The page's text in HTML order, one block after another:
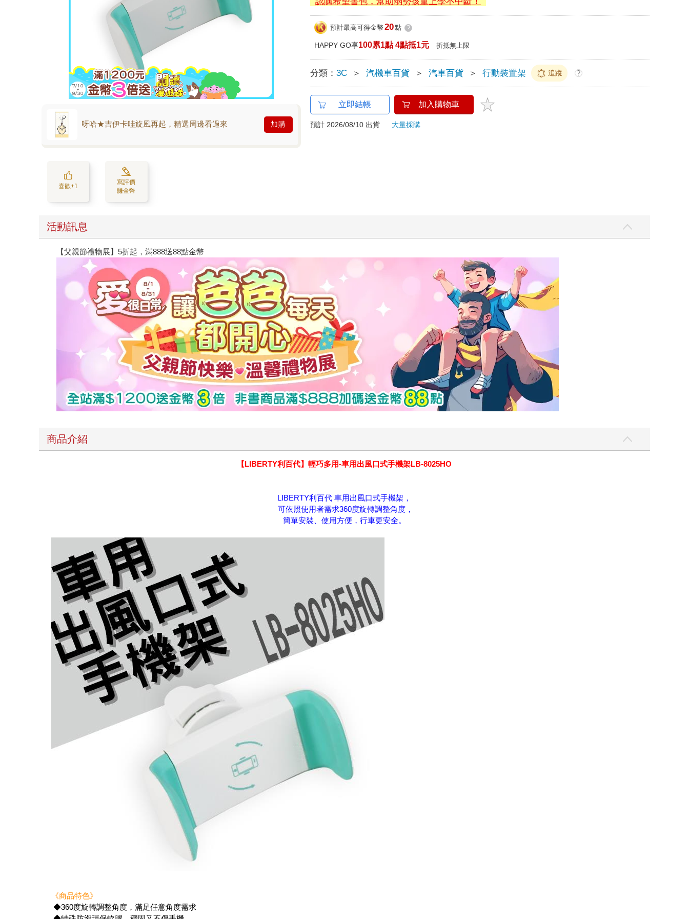
呀哈★吉伊卡哇旋風再起，精選周邊看過來 加購
喜歡+1
寫評價
賺金幣
預計最高可得金幣 20點 ?
HAPPY GO享100累1點 4點抵1元 折抵無上限
分類：3C ＞ 汽機車百貨 ＞ 汽車百貨 ＞ 行動裝置架 追蹤 ?
立即結帳 加入購物車
預計 2026/08/10 出貨 大量採購
活動訊息
【父親節禮物展】5折起，滿888送88點金幣
商品介紹
【LIBERTY利百代】輕巧多用-車用出風口式手機架LB-8025HO
LIBERTY利百代 車用出風口式手機架，
可依照使用者需求360度旋轉調整角度，
簡單安裝、使用方便，行車更安全。
《商品特色》
◆360度旋轉調整角度，滿足任意角度需求